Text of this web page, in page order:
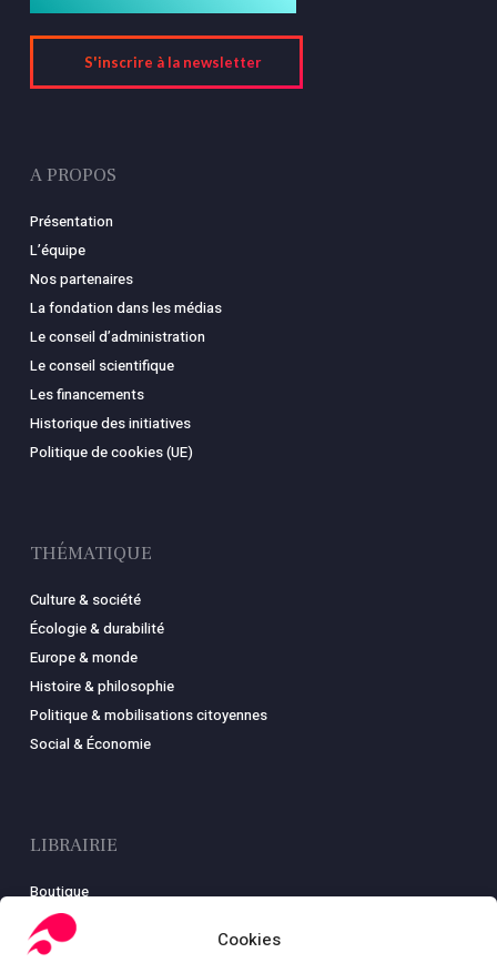
Cookies
S'inscrire à la newsletter
A PROPOS
Présentation
L’équipe
Nos partenaires
La fondation dans les médias
Le conseil d’administration
Le conseil scientifique
Les financements
Historique des initiatives
Politique de cookies (UE)
THÉMATIQUE
Culture & société
Écologie & durabilité
Europe & monde
Histoire & philosophie
Politique & mobilisations citoyennes
Social & Économie
LIBRAIRIE
Boutique
Carte
Mon compte